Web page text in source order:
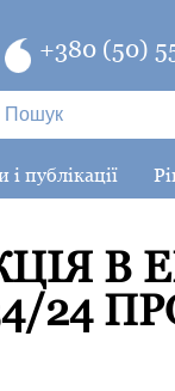
+380 (50)
публікації
В
24